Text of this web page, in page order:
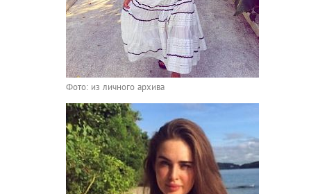
Фото: из личного архива